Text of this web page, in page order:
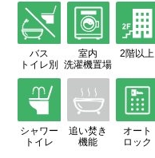
バス
トイレ別
室内
洗濯機置場
2階以上
シャワー
トイレ
追い焚き
機能
オート
ロック